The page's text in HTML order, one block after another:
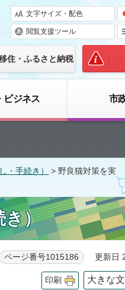
文字サイズ・配色
閲覧支援ツール
住・ふるさと納税
ビジネス 市
・手続き）
> 野良猫対策を実
き）
ページ番号1015186 更新日
印刷 大きな